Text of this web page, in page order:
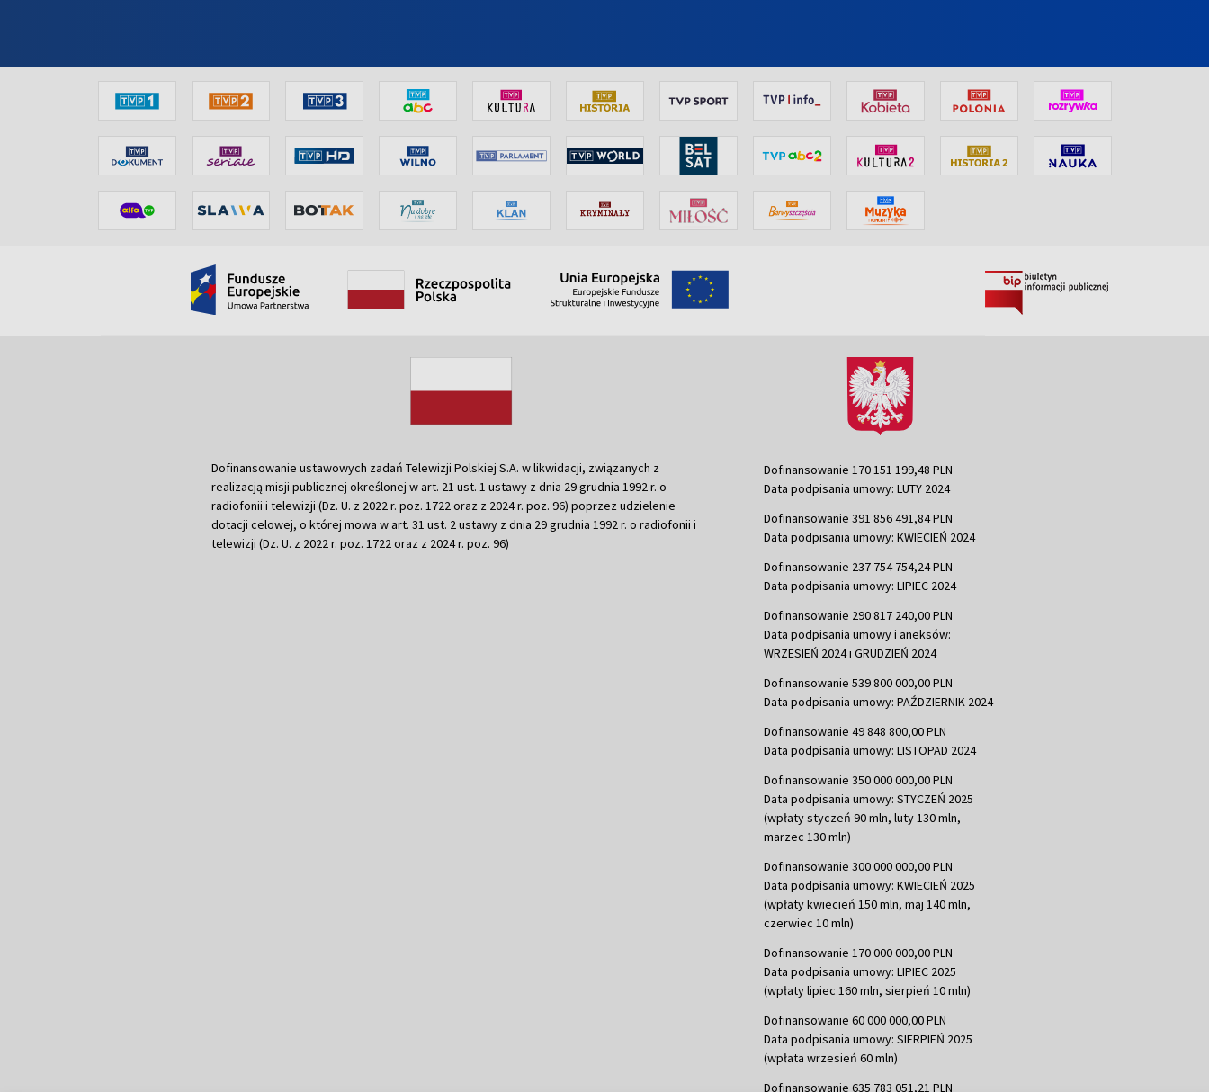
Dofinansowanie ustawowych zadań Telewizji Polskiej S.A. w likwidacji, związanych z
realizacją misji publicznej określonej w art. 21 ust. 1 ustawy z dnia 29 grudnia 1992 r. o
radiofonii i telewizji (Dz. U. z 2022 r. poz. 1722 oraz z 2024 r. poz. 96) poprzez udzielenie
dotacji celowej, o której mowa w art. 31 ust. 2 ustawy z dnia 29 grudnia 1992 r. o radiofonii i
telewizji (Dz. U. z 2022 r. poz. 1722 oraz z 2024 r. poz. 96)
Dofinansowanie 170 151 199,48 PLN
Data podpisania umowy: LUTY 2024
Dofinansowanie 391 856 491,84 PLN
Data podpisania umowy: KWIECIEŃ 2024
Dofinansowanie 237 754 754,24 PLN
Data podpisania umowy: LIPIEC 2024
Dofinansowanie 290 817 240,00 PLN
Data podpisania umowy i aneksów:
WRZESIEŃ 2024 i GRUDZIEŃ 2024
Dofinansowanie 539 800 000,00 PLN
Data podpisania umowy: PAŹDZIERNIK 2024
Dofinansowanie 49 848 800,00 PLN
Data podpisania umowy: LISTOPAD 2024
Dofinansowanie 350 000 000,00 PLN
Data podpisania umowy: STYCZEŃ 2025
(wpłaty styczeń 90 mln, luty 130 mln,
marzec 130 mln)
Dofinansowanie 300 000 000,00 PLN
Data podpisania umowy: KWIECIEŃ 2025
(wpłaty kwiecień 150 mln, maj 140 mln,
czerwiec 10 mln)
Dofinansowanie 170 000 000,00 PLN
Data podpisania umowy: LIPIEC 2025
(wpłaty lipiec 160 mln, sierpień 10 mln)
Dofinansowanie 60 000 000,00 PLN
Data podpisania umowy: SIERPIEŃ 2025
(wpłata wrzesień 60 mln)
Dofinansowanie 635 783 051,21 PLN